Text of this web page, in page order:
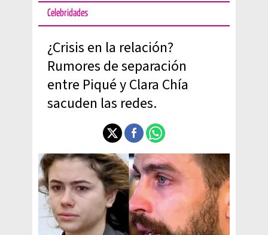
Celebridades
¿Crisis en la relación?
Rumores de separación
entre Piqué y Clara Chía
sacuden las redes.